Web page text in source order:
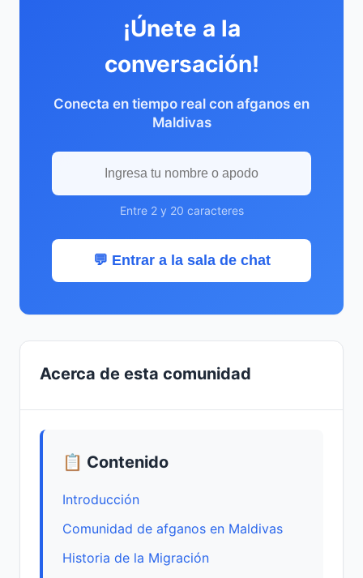
¡Únete a la
conversación!
Conecta en tiempo real con afganos en
Maldivas
Entre 2 y 20 caracteres
💬 Entrar a la sala de chat
Acerca de esta comunidad
📋 Contenido
Introducción
Comunidad de afganos en Maldivas
Historia de la Migración